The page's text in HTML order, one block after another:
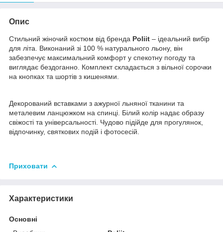
Опис
Стильний жіночий костюм від бренда Poliit – ідеальний вибір
для літа. Виконаний зі 100 % натурального льону, він
забезпечує максимальний комфорт у спекотну погоду та
виглядає бездоганно. Комплект складається з вільної сорочки
на кнопках та шортів з кишенями.
Декорований вставками з ажурної льняної тканини та
металевим ланцюжком на спинці. Білий колір надає образу
свіжості та універсальності. Чудово підійде для прогулянок,
відпочинку, святкових подій і фотосесій.
Приховати
Характеристики
Основні